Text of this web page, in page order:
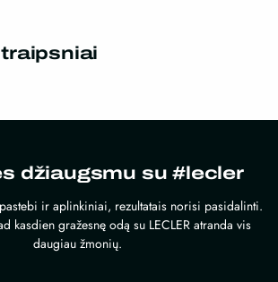
džiaugsmu su #lecler
ir aplinkiniai, rezultatais norisi pasidalinti.
kasdien gražesnę odą su LECLER atranda vis
daugiau žmonių.